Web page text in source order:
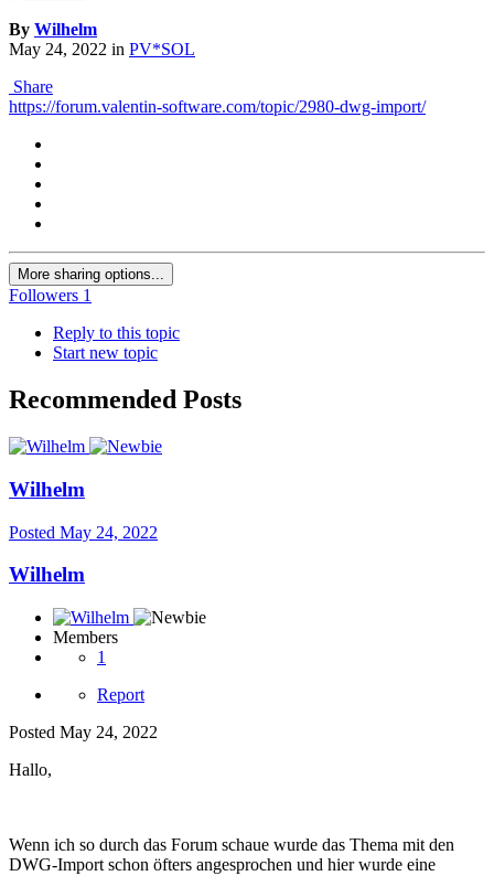
By Wilhelm
May 24, 2022 in PV*SOL
Share
https://forum.valentin-software.com/topic/2980-dwg-import/
More sharing options...
Followers 1
Reply to this topic
Start new topic
Recommended Posts
Wilhelm
Posted May 24, 2022
Wilhelm
Members
1
Report
Posted May 24, 2022
Hallo,
Wenn ich so durch das Forum schaue wurde das Thema mit den
DWG-Import schon öfters angesprochen und hier wurde eine